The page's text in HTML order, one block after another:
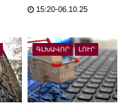
15:20-06.10.25
ԳԼԽԱՎՈՐ ԼՈՒՐ